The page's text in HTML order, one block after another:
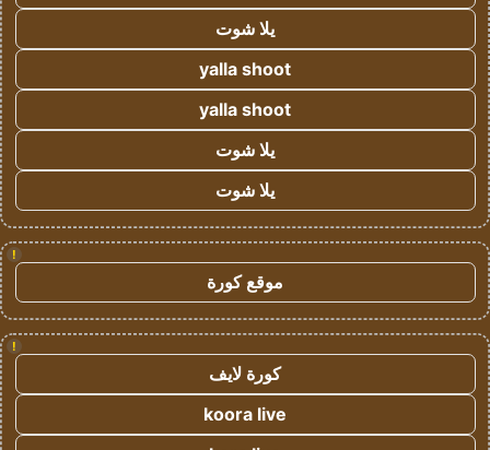
يلا شوت
yalla shoot
yalla shoot
يلا شوت
يلا شوت
!
موقع كورة
!
كورة لايف
koora live